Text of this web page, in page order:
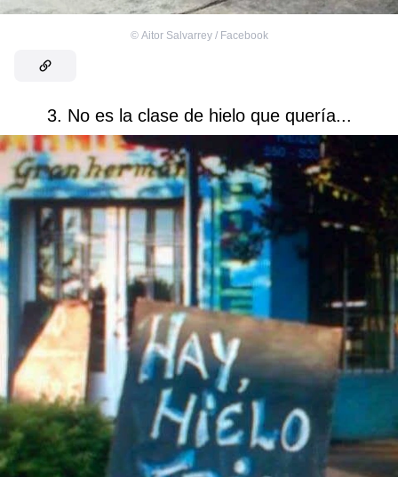
© Aitor Salvarrey‎ / Facebook
3. No es la clase de hielo que quería...